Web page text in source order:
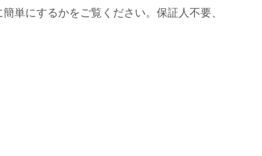
単にするかをご覧ください。保証人不要、